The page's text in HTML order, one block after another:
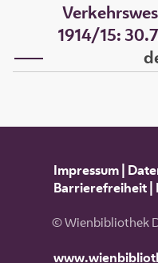
1914/15:
Impressum|
Barrierefreiheit|
© Wienbibliothek